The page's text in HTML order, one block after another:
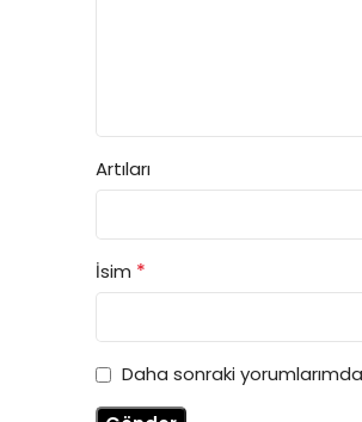
Artıları
İsim *
Daha sonraki